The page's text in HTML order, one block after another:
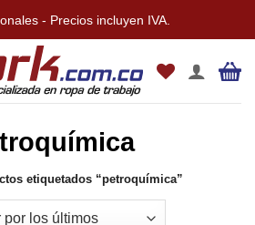
- Precios incluyen IVA.
etiquetados “petroquímica”